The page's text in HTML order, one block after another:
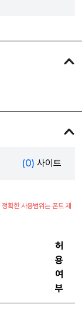
(0) 사이트
확한 사용범위는 폰트 제
허
용
여
부